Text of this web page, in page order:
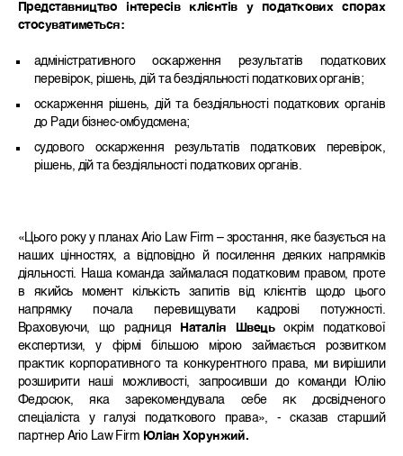
Представництво інтересів клієнтів у податкових спорах
стосуватиметься:
адміністративного оскарження результатів податкових
перевірок, рішень, дій та бездіяльності податкових органів;
оскарження рішень, дій та бездіяльності податкових органів
до Ради бізнес-омбудсмена;
судового оскарження результатів податкових перевірок,
рішень, дій та бездіяльності податкових органів.
«Цього року у планах Ario Law Firm – зростання, яке базується на
наших цінностях, а відповідно й посилення деяких напрямків
діяльності. Наша команда займалася податковим правом, проте
в якийсь момент кількість запитів від клієнтів щодо цього
напрямку почала перевищувати кадрові потужності.
Враховуючи, що радниця
Наталія Швецьокрім податкової
експертизи, у фірмі більшою мірою займається розвитком
практик корпоративного та конкурентного права, ми вирішили
розширити наші можливості, запросивши до команди Юлію
Федосюк, яка зарекомендувала себе як досвідченого
спеціаліста у галузі податкового права», - сказав старший
партнер Ario Law Firm Юліан Хорунжий.